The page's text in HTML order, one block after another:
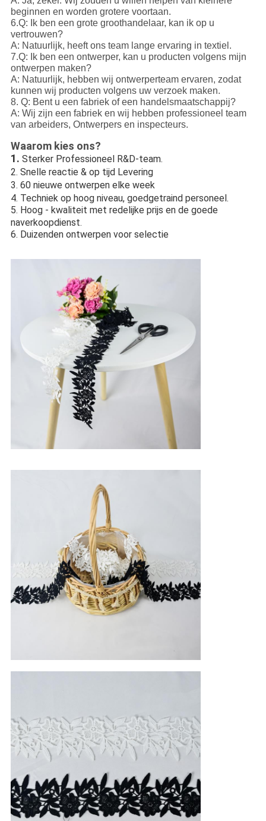
beginnen en worden grotere voortaan.
6.Q: Ik ben een grote groothandelaar, kan ik op u
vertrouwen?
A: Natuurlijk, heeft ons team lange ervaring in textiel.
7.Q: Ik ben een ontwerper, kan u producten volgens mijn
ontwerpen maken?
A: Natuurlijk, hebben wij ontwerperteam ervaren, zodat
kunnen wij producten volgens uw verzoek maken.
8. Q: Bent u een fabriek of een handelsmaatschappij?
A: Wij zijn een fabriek en wij hebben professioneel team
van arbeiders, Ontwerpers en inspecteurs.
Waarom kies ons?
1. Sterker Professioneel R&D-team.
2. Snelle reactie & op tijd Levering
3. 60 nieuwe ontwerpen elke week
4. Techniek op hoog niveau, goedgetraind personeel.
5. Hoog - kwaliteit met redelijke prijs en de goede
naverkoopdienst.
6. Duizenden ontwerpen voor selectie